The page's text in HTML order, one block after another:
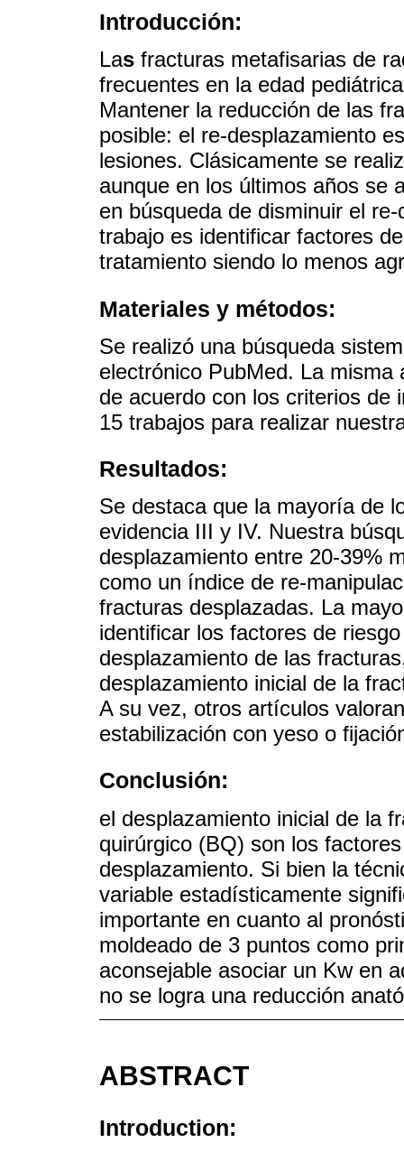
Introducción:
Las fracturas metafisarias de
frecuentes en la edad
Mantener la reducción de las
posible: el re-desplazamiento
lesiones. Clásicamente se
aunque en los últimos años se
en búsqueda de disminuir el
trabajo es identificar factores
tratamiento siendo lo menos
Materiales y métodos:
Se realizó una búsqueda
electrónico PubMed. La
de acuerdo con los criterios de
15 trabajos para realizar
Resultados:
Se destaca que la mayoría de
evidencia III y IV. Nuestra
desplazamiento entre 20-39%
como un índice de re-
fracturas desplazadas. La
identificar los factores de
desplazamiento de las
desplazamiento inicial de la
A su vez, otros artículos
estabilización con yeso o
Conclusión:
el desplazamiento inicial de la
quirúrgico (BQ) son los
desplazamiento. Si bien la
variable estadísticamente
importante en cuanto al
moldeado de 3 puntos como
aconsejable asociar un Kw en
no se logra una reducción
ABSTRACT
Introduction: